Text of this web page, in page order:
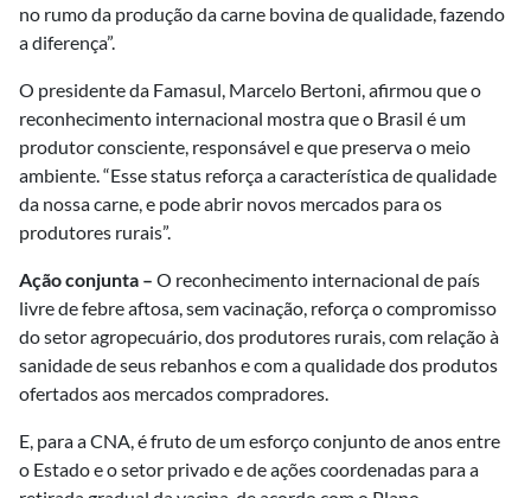
no rumo da produção da carne bovina de qualidade, fazendo
a diferença”.
O presidente da Famasul, Marcelo Bertoni, afirmou que o
reconhecimento internacional mostra que o Brasil é um
produtor consciente, responsável e que preserva o meio
ambiente. “Esse status reforça a característica de qualidade
da nossa carne, e pode abrir novos mercados para os
produtores rurais”.
Ação conjunta – O reconhecimento internacional de país
livre de febre aftosa, sem vacinação, reforça o compromisso
do setor agropecuário, dos produtores rurais, com relação à
sanidade de seus rebanhos e com a qualidade dos produtos
ofertados aos mercados compradores.
E, para a CNA, é fruto de um esforço conjunto de anos entre
o Estado e o setor privado e de ações coordenadas para a